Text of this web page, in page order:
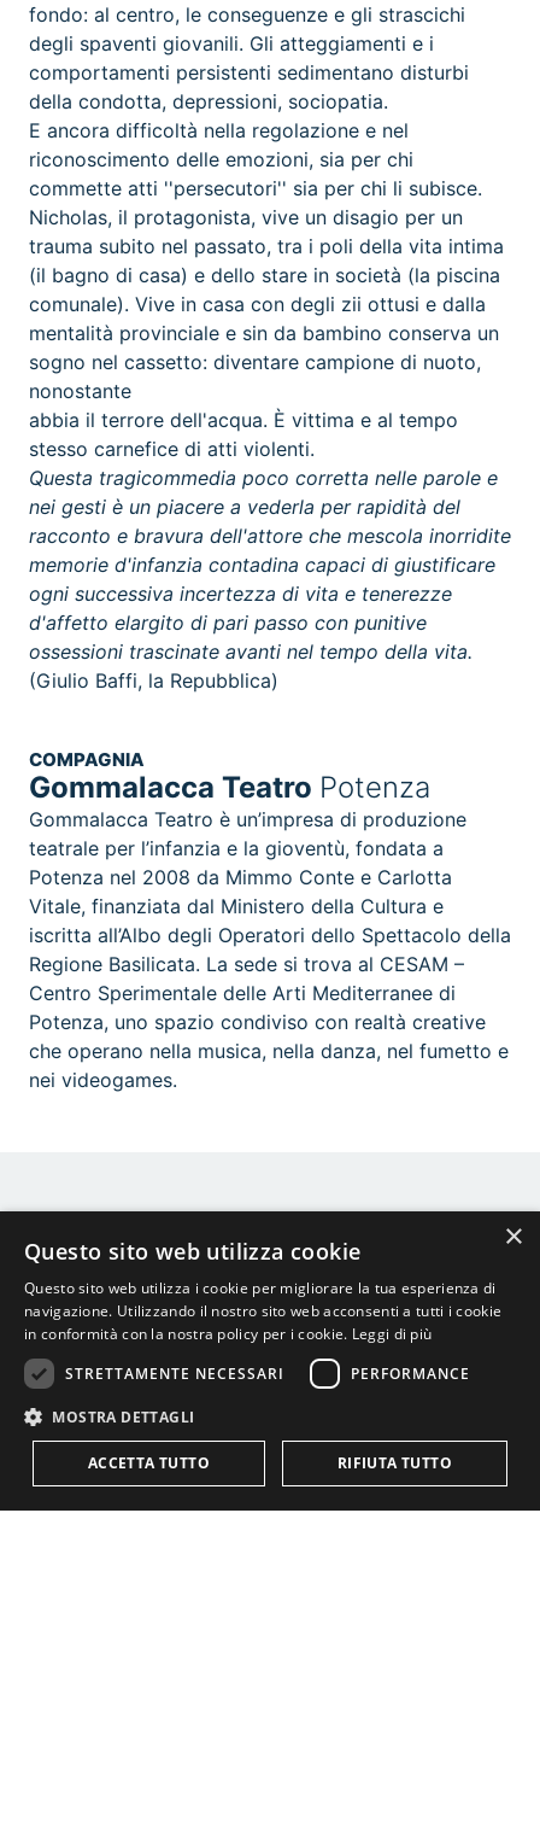
fondo: al centro, le conseguenze e gli strascichi
degli spaventi giovanili. Gli atteggiamenti e i
comportamenti persistenti sedimentano disturbi
della condotta, depressioni, sociopatia.
E ancora difficoltà nella regolazione e nel
riconoscimento delle emozioni, sia per chi
commette atti ''persecutori'' sia per chi li subisce.
Nicholas, il protagonista, vive un disagio per un
trauma subito nel passato, tra i poli della vita intima
(il bagno di casa) e dello stare in società (la piscina
comunale). Vive in casa con degli zii ottusi e dalla
mentalità provinciale e sin da bambino conserva un
sogno nel cassetto: diventare campione di nuoto,
nonostante
abbia il terrore dell'acqua. È vittima e al tempo
stesso carnefice di atti violenti.
Questa tragicommedia poco corretta nelle parole e
nei gesti è un piacere a vederla per rapidità del
racconto e bravura dell'attore che mescola inorridite
memorie d'infanzia contadina capaci di giustificare
ogni successiva incertezza di vita e tenerezze
d'affetto elargito di pari passo con punitive
ossessioni trascinate avanti nel tempo della vita.
(Giulio Baffi, la Repubblica)
COMPAGNIA
Gommalacca Teatro Potenza
Gommalacca Teatro è un’impresa di produzione
teatrale per l’infanzia e la gioventù, fondata a
Potenza nel 2008 da Mimmo Conte e Carlotta
Vitale, finanziata dal Ministero della Cultura e
iscritta all’Albo degli Operatori dello Spettacolo della
Regione Basilicata. La sede si trova al CESAM –
Centro Sperimentale delle Arti Mediterranee di
Potenza, uno spazio condiviso con realtà creative
che operano nella musica, nella danza, nel fumetto e
nei videogames.
×
Questo sito web utilizza cookie
Questo sito web utilizza i cookie per migliorare la tua esperienza di
navigazione. Utilizzando il nostro sito web acconsenti a tutti i cookie
in conformità con la nostra policy per i cookie. Leggi di più
STRETTAMENTE NECESSARI
PERFORMANCE
MOSTRA DETTAGLI
ACCETTA TUTTO RIFIUTA TUTTO